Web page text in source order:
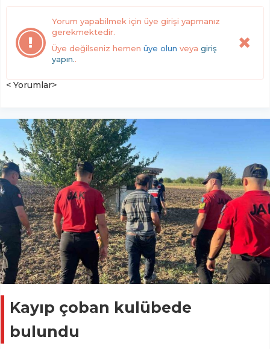
Yorum yapabilmek için üye girişi yapmanız
gerekmektedir.
Üye değilseniz hemen üye olun veya giriş
yapın..
< Yorumlar>
Kayıp çoban kulübede
bulundu